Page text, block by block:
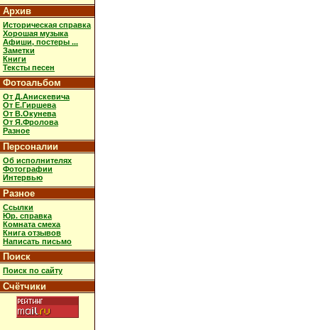
Архив
Историческая справка
Хорошая музыка
Афиши, постеры ...
Заметки
Книги
Тексты песен
Фотоальбом
От Д.Анискевича
От Е.Гиршева
От В.Окунева
От Я.Фролова
Разное
Персоналии
Об исполнителях
Фотографии
Интервью
Разное
Ссылки
Юр. справка
Комната смеха
Книга отзывов
Написать письмо
Поиск
Поиск по сайту
Счётчики